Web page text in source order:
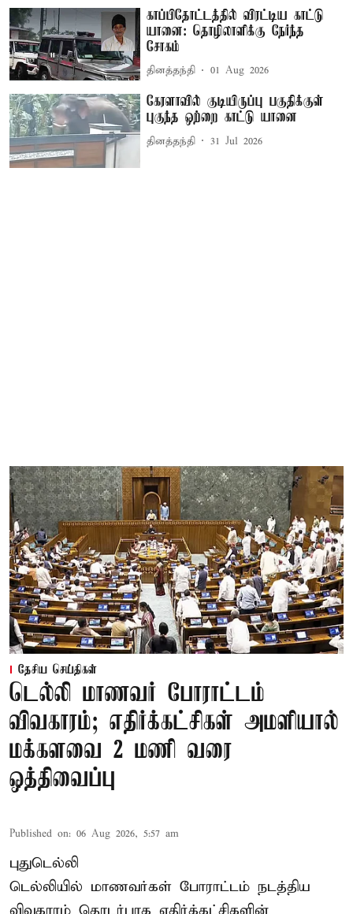
காப்பிதோட்டத்தில் விரட்டிய காட்டு
யானை: தொழிலாளிக்கு நேர்ந்த
சோகம்
தினத்தந்தி 01 Aug 2026
கேரளாவில் குடியிருப்பு பகுதிக்குள்
புகுந்த ஒற்றை காட்டு யானை
தினத்தந்தி 31 Jul 2026
தேசிய செய்திகள்
டெல்லி மாணவர் போராட்டம்
விவகாரம்; எதிர்க்கட்சிகள் அமளியால்
மக்களவை 2 மணி வரை
ஒத்திவைப்பு
Published on: 06 Aug 2026, 5:57 am
புதுடெல்லி
டெல்லியில் மாணவர்கள் போராட்டம் நடத்திய